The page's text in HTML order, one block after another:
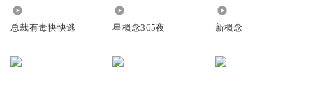
总裁有毒快快逃 星概念365夜 新概念